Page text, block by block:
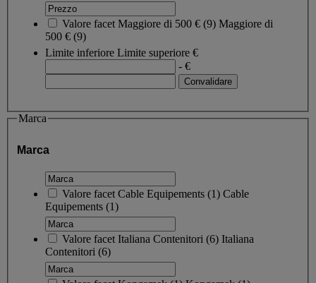
Valore facet Maggiore di 500 € (9) Maggiore di
500 € (9)
Limite inferiore Limite superiore €
- €
Marca
Marca
Valore facet Cable Equipements (1) Cable
Equipements (1)
Valore facet Italiana Contenitori (6) Italiana
Contenitori (6)